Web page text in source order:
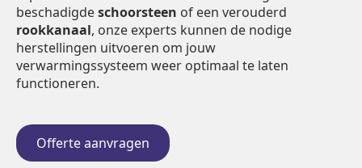
beschadigdeschoorsteen of een verouderd
rookkanaal, onze experts kunnen de nodige
herstellingen uitvoeren om jouw
verwarmingssysteem weer optimaal te laten
functioneren.
Offerte aanvragen